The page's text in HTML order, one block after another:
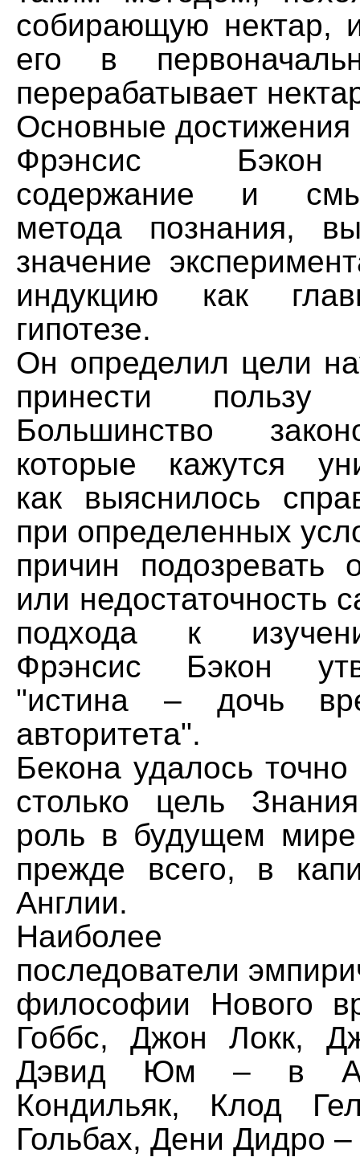
собирающую нектар,
его в
перерабатывает
Основные достижения
Фрэнсис Бэкон
содержание и
метода познания,
значение
индукцию как
гипотезе.
Он определил цели
принести пользу
Большинство
которые кажутся
как выяснилось
при определенных
причин подозревать
или недостаточность
подхода к
Фрэнсис Бэкон
"истина – дочь
авторитета".
Бекона удалось
столько цель
роль в будущем мире
прежде всего, в
Англии.
Наиболее
последователи
философии Нового
Гоббс, Джон Локк,
Дэвид Юм – в
Кондильяк, Клод
Гольбах, Дени Дидро